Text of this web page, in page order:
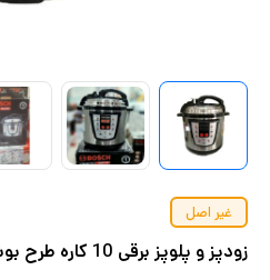
غیر اصل
زودپز و پلوپز برقی 10 کاره طرح بوش مدل MES1700